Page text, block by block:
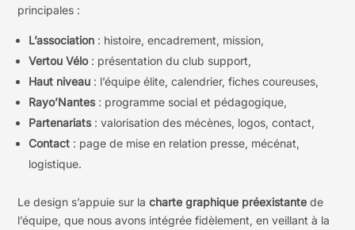
principales :
L’association : histoire, encadrement, mission,
Vertou Vélo: présentation du club support,
Haut niveau : l’équipe élite, calendrier, fiches coureuses,
Rayo’Nantes: programme social et pédagogique,
Partenariats: valorisation des mécènes, logos, contact,
Contact : page de mise en relation presse, mécénat,
logistique.
Le design s’appuie sur lacharte graphique préexistante de
l’équipe, que nous avons intégrée fidèlement, en veillant à la